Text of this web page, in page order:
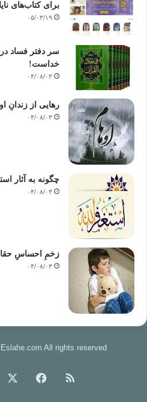
برای کتاب‌های
۰۵/۰۳/۱۹
سر دفتر فساد در
خداست‌!
۰۴/۰۸/۰۳
رهایی از زندانِ
۰۴/۰۸/۰۳
چگونه به آثار
۰۴/۰۸/۰۳
زخمِ احساسِ
۰۴/۰۸/۰۳
All rights reserved
خوراک فیس